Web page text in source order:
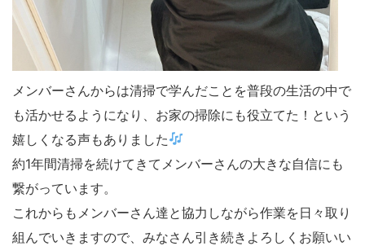
メンバーさんからは清掃で学んだことを普段の生活の中で
も活かせるようになり、お家の掃除にも役立てた！という
嬉しくなる声もありました
約1年間清掃を続けてきてメンバーさんの大きな自信にも
繋がっています。
これからもメンバーさん達と協力しながら作業を日々取り
組んでいきますので、みなさん引き続きよろしくお願いい